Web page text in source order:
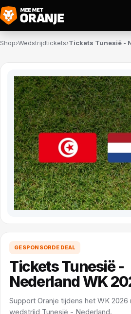
Shop›Wedstrijdtickets›Tickets Tunesië -
GESPONSORDE DEAL
Tickets Tunesië -
Nederland WK
Support Oranje tijdens het WK
wedstrijd Tunesië - Nederland.